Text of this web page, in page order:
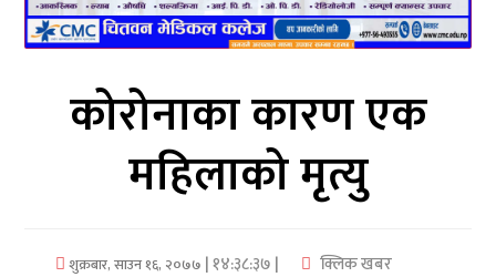
सम्पादकीय
अन्तर्राष्ट्रियकोरोनाका कारण एक
महिलाको मृत्यु
शुक्रबार, साउन १६, २०७७ | १४:३८:३७ | क्लिक खबर